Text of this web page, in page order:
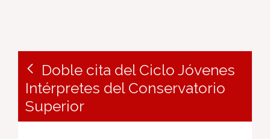
Doble cita del Ciclo Jóvenes
Intérpretes del Conservatorio
Superior